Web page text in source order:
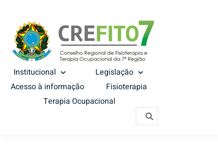
Institucional
Legislação
Acesso à informação
Fisioterapia
Terapia Ocupacional